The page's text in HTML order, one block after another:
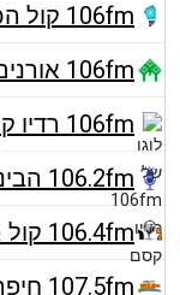
106fm קול הכנרת
106fm אורנים
106fm רדיו קסם
106.2fm הבינתחומי
106.4fm קול הנגב
107.5fm חיפה